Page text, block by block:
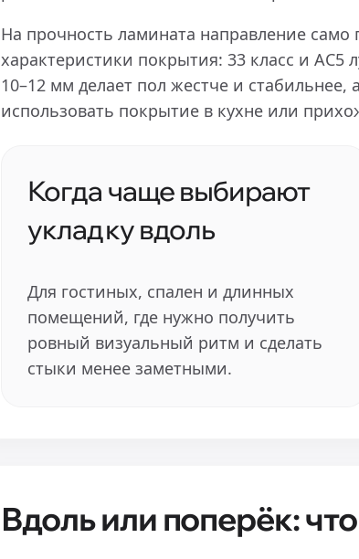
На прочность ламината направление само
характеристики покрытия: 33 класс и
10–12 мм делает пол жестче и стабильнее,
использовать покрытие в кухне или
Когда чаще выбирают
укладку вдоль
Для гостиных, спален и длинных
помещений, где нужно получить
ровный визуальный ритм и сделать
стыки менее заметными.
Вдоль или поперёк: